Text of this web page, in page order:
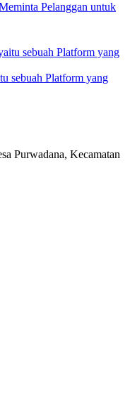
Pelanggan untuk
sebuah Platform yang
Purwadana, Kecamatan